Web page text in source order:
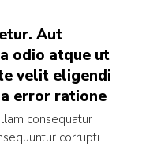
Aut
odio atque ut
velit eligendi
error ratione
consequatur
corrupti